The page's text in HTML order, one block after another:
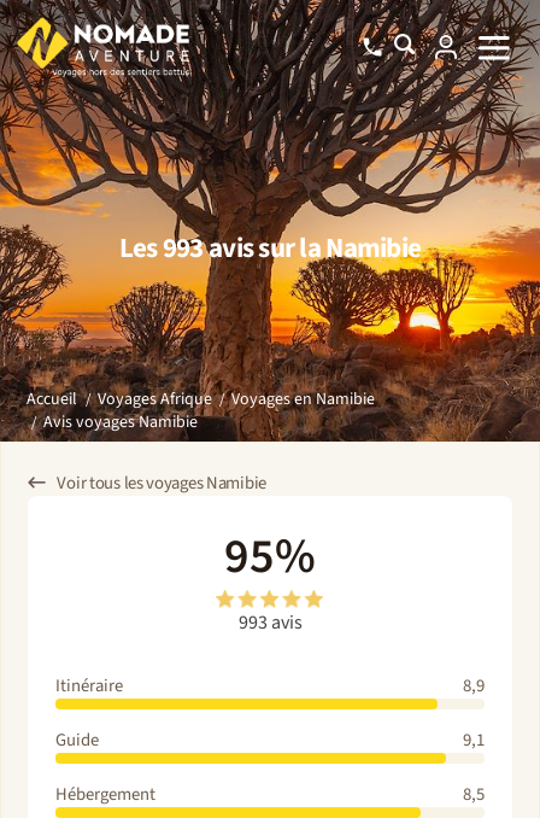
Les 993 avis sur la Namibie
Accueil Voyages Afrique
Voyages en Namibie
Avis voyages Namibie
Voir tous les voyages Namibie
95%
993 avis
Itinéraire 8,9
Guide 9,1
Hébergement 8,5